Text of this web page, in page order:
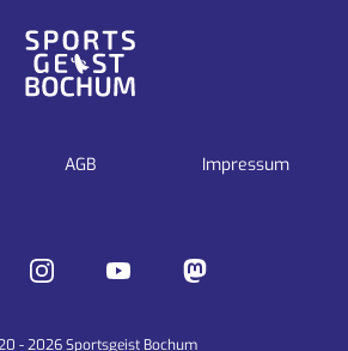
AGB Impressum
InstagramYouTube Mastodon
- 2026 Sportsgeist Bochum